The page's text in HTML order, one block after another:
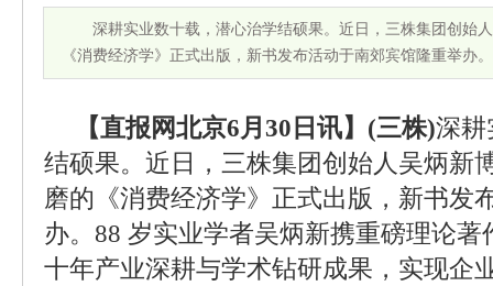
深耕实业数十载，潜心治学结硕果。近日，三株集团创始
《消费经济学》正式出版，新书发布活动于南郊宾馆隆重举办
【直报网北京6月30日讯】(三株)深耕
结硕果。近日，三株集团创始人吴炳新
磨的《消费经济学》正式出版，新书发
办。88 岁实业学者吴炳新携重磅理论
十年产业深耕与学术钻研成果，实现企